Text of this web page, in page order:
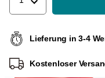
Lieferung in 3-4
Kostenloser